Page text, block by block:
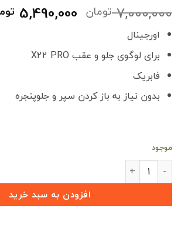
7,000,000 تومان قیمت
اصلی
بود.
5,490,000
اورجینال
برای لوگوی جلو و عقب X22 PRO
فابریک
بدون نیاز به باز کردن سپر و جلوپنجره
موجود
آرم اورجینال فونیکس جلو و عقب X22 PRO عدد
افزودن به سبد خرید